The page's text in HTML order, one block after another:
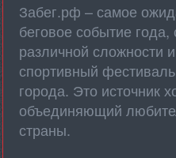
Забег.рф – самое
беговое событие
различной сложности
спортивный
города. Это источник
объединяющий
страны.